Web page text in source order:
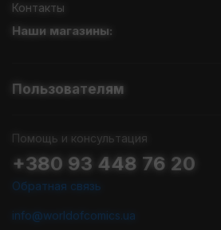
Контакты
Наши магазины:
Пользователям
Помощь и консультация
+380 93 448 76 20
Обратная связь
info@worldofcomics.ua